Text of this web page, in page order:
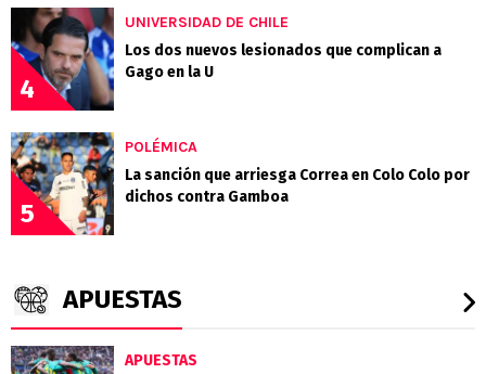
4
UNIVERSIDAD DE CHILE
Los dos nuevos lesionados que complican a
Gago en la U
5
POLÉMICA
La sanción que arriesga Correa en Colo Colo por
dichos contra Gamboa
APUESTAS
APUESTAS